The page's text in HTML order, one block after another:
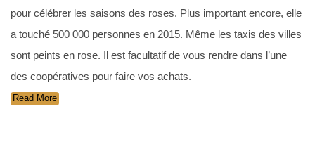
pour célébrer les saisons des roses. Plus important encore, elle
a touché 500 000 personnes en 2015. Même les taxis des villes
sont peints en rose. Il est facultatif de vous rendre dans l’une
des coopératives pour faire vos achats.
Read More